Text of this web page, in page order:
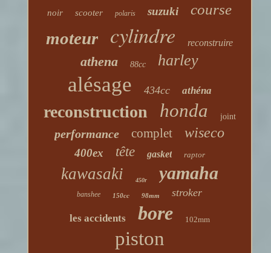
noir scooter polaris suzuki course
moteur cylindre reconstruire
athena 88cc harley
alésage 434cc athéna
reconstruction honda joint
performance complet wiseco
400ex tête gasket raptor
kawasaki 450r yamaha
banshee 150cc 98mm stroker
les accidents bore 102mm
piston